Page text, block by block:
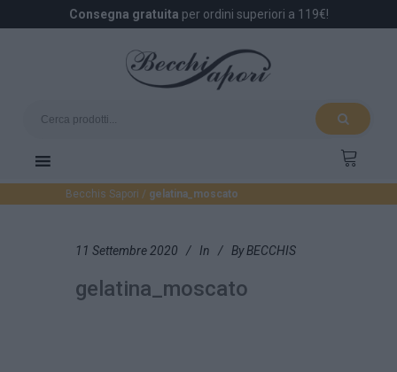
Consegna gratuita per ordini superiori a 119€!
Becchis Sapori / gelatina_moscato
11 Settembre 2020 In By BECCHIS
gelatina_moscato